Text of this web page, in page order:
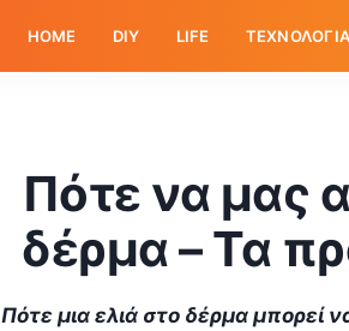
HOME DIY LIFE ΤΕΧΝΟΛΟΓΙΑ
Πότε να μας
δέρμα – Τα
Πότε μια ελιά στο δέρμα μπορεί